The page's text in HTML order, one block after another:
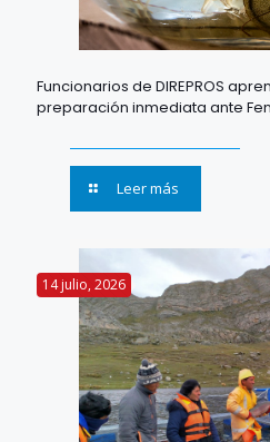
Funcionarios de DIREPROS
preparación inmediata ante
Leer más
14 julio, 2026